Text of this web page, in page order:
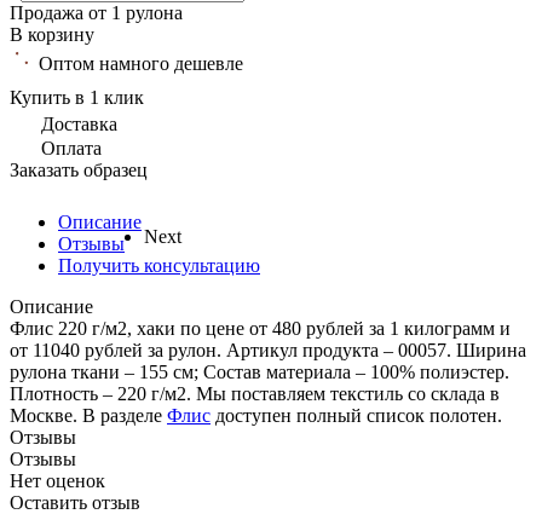
Next
Продажа от 1 рулона
В корзину
Оптом намного дешевле
Купить в 1 клик
Доставка
Оплата
Заказать образец
Описание
Отзывы
Получить консультацию
Описание
Флис 220 г/м2, хаки по цене от 480 рублей за 1 килограмм и
от 11040 рублей за рулон. Артикул продукта – 00057. Ширина
рулона ткани – 155 см; Состав материала – 100% полиэстер.
Плотность – 220 г/м2. Мы поставляем текстиль со склада в
Москве. В разделе Флис доступен полный список полотен.
Отзывы
Отзывы
Нет оценок
Оставить отзыв